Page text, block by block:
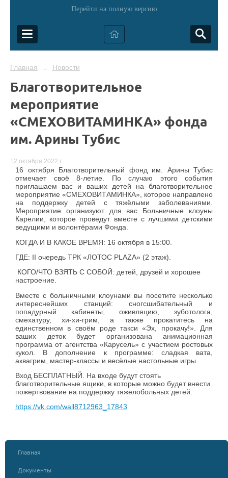
Перейти на полную версию
Главная → Новости
Благотворительное
мероприятие
«СМЕХОВИТАМИНКА» фонда
им. Арины Тубис
12 октября 2022 г.
16 октября Благотворительный фонд им. Арины Тубис
отмечает своё 8-летие. По случаю этого события
приглашаем вас и ваших детей на благотворительное
мероприятие «СМЕХОВИТАМИНКА», которое направлено
на поддержку детей с тяжёлыми заболеваниями.
Мероприятие организуют для вас Больничные клоуны
Карелии, которое проведут вместе с лучшими детскими
ведущими и волонтёрами Фонда.
КОГДА И В КАКОЕ ВРЕМЯ: 16 октября в 15:00.
ГДЕ: II очередь ТРК «ЛОТОС PLAZA» (2 этаж).
КОГО/ЧТО ВЗЯТЬ С СОБОЙ: детей, друзей и хорошее
настроение.
Вместе с больничными клоунами вы посетите несколько
интереснейших станций: сногсшибательный и
попадурный кабинеты, оживляцию, зуботолога,
смехатуру, хи-хи-грим, а также прокатитесь на
единственном в своём роде такси «Эх, прокачу!». Для
ваших деток будет организована анимационная
программа от агентства «Карусель» с участием ростовых
кукол. В дополнение к программе: сладкая вата,
аквагрим, мастер-классы и весёлые настольные игры.
Вход БЕСПЛАТНЫЙ. На входе будут стоять
благотворительные ящики, в которые можно будет внести
пожертвование на поддержку тяжелобольных детей.
https://vk.com/wall8712963_17843
Главная
Документы